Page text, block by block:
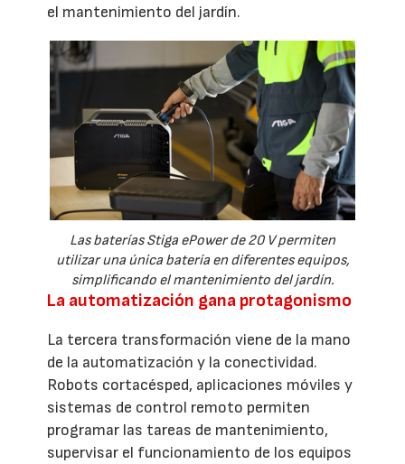
el mantenimiento del jardín.
Las baterías Stiga ePower de 20 V permiten
utilizar una única batería en diferentes equipos,
simplificando el mantenimiento del jardín.
La automatización gana protagonismo
La tercera transformación viene de la mano
de la automatización y la conectividad.
Robots cortacésped, aplicaciones móviles y
sistemas de control remoto permiten
programar las tareas de mantenimiento,
supervisar el funcionamiento de los equipos